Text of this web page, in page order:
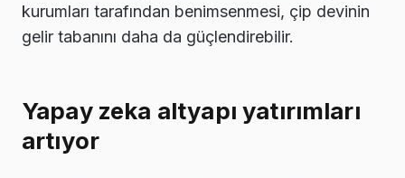
kurumları tarafından benimsenmesi, çip devinin
gelir tabanını daha da güçlendirebilir.
Yapay zeka altyapı yatırımları
artıyor